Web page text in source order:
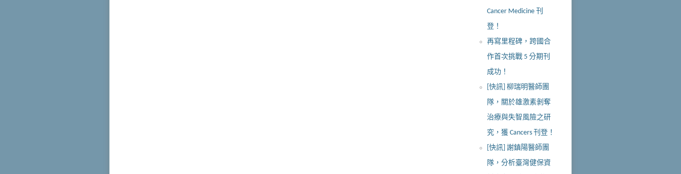
Cancer Medicine 刊
登！
再寫里程碑，跨國合
作首次挑戰 5 分期刊
成功！
[快訊] 柳瑞明醫師團
隊，關於雄激素剝奪
治療與失智風險之研
究，獲 Cancers 刊登！
[快訊] 謝鎮陽醫師團
隊，分析臺灣健保資